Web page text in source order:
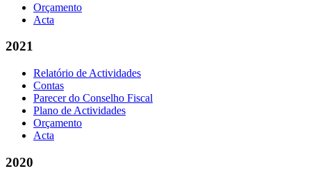
Orçamento
Acta
2021
Relatório de Actividades
Contas
Parecer do Conselho Fiscal
Plano de Actividades
Orçamento
Acta
2020